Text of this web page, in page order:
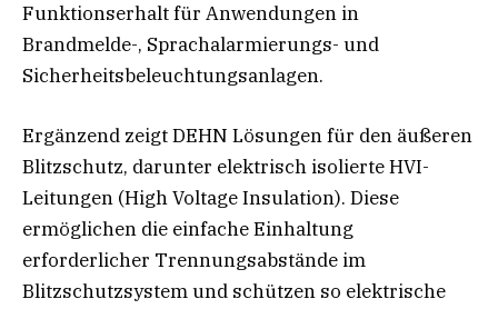
Funktionserhalt für Anwendungen in
Brandmelde-, Sprachalarmierungs- und
Sicherheitsbeleuchtungsanlagen.
Ergänzend zeigt DEHN Lösungen für den äußeren
Blitzschutz, darunter elektrisch isolierte HVI-
Leitungen (High Voltage Insulation). Diese
ermöglichen die einfache Einhaltung
erforderlicher Trennungsabstände im
Blitzschutzsystem und schützen so elektrische